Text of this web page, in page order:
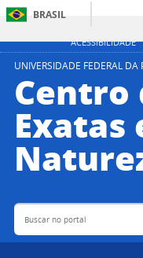
ACESSIBILIDADE
BRASIL
UNIVERSIDADE FEDERAL DA
Centro
Exatas
Buscar no portal